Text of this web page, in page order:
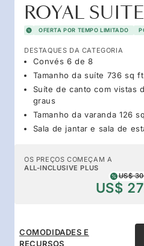
ROYAL SUITE
OFERTA POR TEMPO LIMITADO
DESTAQUES DA CATEGORIA
Convés 6 de 8
Tamanho da suíte 736 sq ft
Suíte de canto com vistas
graus
Tamanho da varanda 126
Sala de jantar e sala de
OS PREÇOS COMEÇAM A
ALL-INCLUSIVE PLUS
US$
US$
COMODIDADES E
RECURSOS